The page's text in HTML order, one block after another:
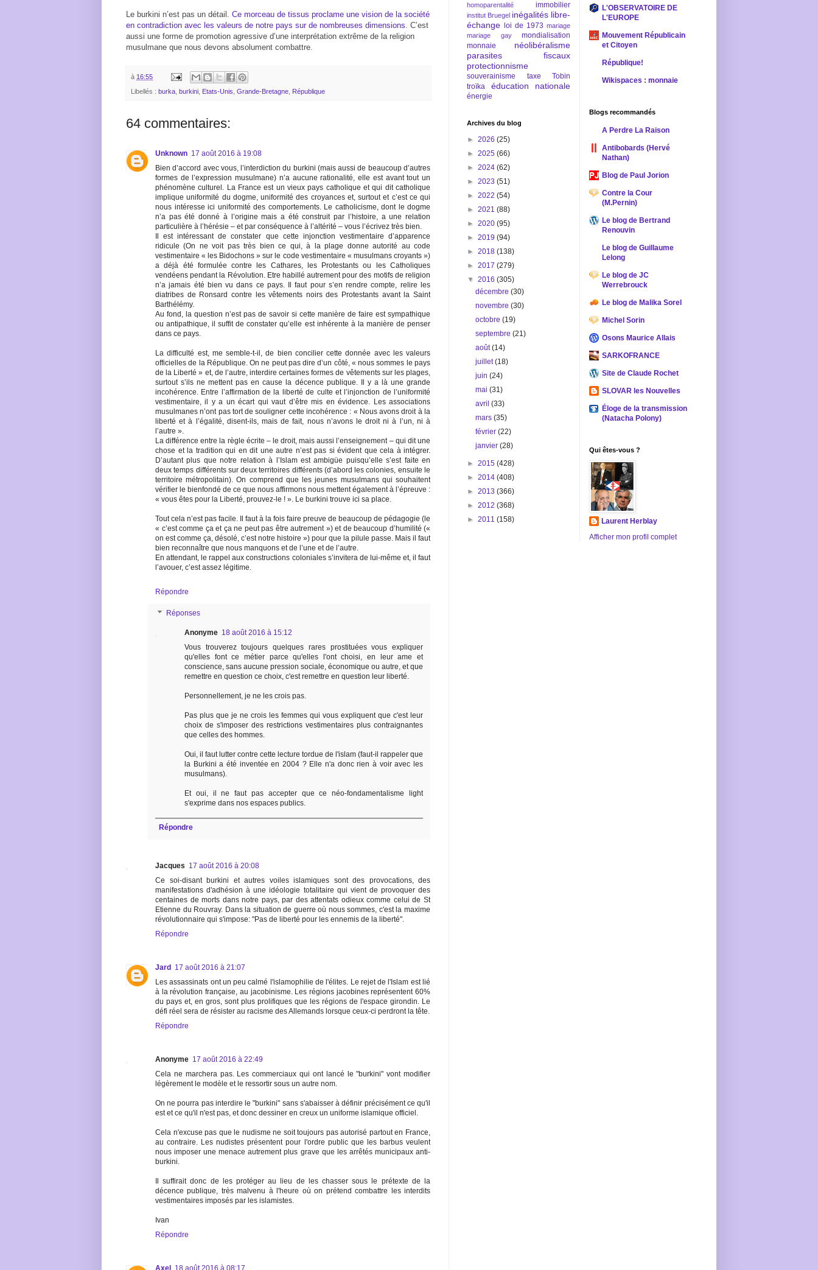
Le burkini n’est pas un détail. Ce morceau de tissus proclame une vision de la société
en contradiction avec les valeurs de notre pays sur de nombreuses dimensions . C’est
aussi une forme de promotion agressive d’une interprétation extrême de la religion
musulmane que nous devons absolument combattre.
à 16:55
Libellés : burka burkini Etats-Unis Grande-Bretagne République
64 commentaires:
Unknown 17 août 2016 à 19:08
Bien d’accord avec vous, l’interdiction du burkini (mais aussi de beaucoup d’autres
formes de l’expression musulmane) n’a aucune rationalité, elle est avant tout un
phénomène culturel. La France est un vieux pays catholique et qui dit catholique
implique uniformité du dogme, uniformité des croyances et, surtout et c’est ce qui
nous intéresse ici uniformité des comportements. Le catholicisme, dont le dogme
n’a pas été donné à l’origine mais a été construit par l’histoire, a une relation
particulière à l’hérésie – et par conséquence à l’altérité – vous l’écrivez très bien.
Il est intéressant de constater que cette injonction vestimentaire d’apparence
ridicule (On ne voit pas très bien ce qui, à la plage donne autorité au code
vestimentaire « les Bidochons » sur le code vestimentaire « musulmans croyants »)
a déjà été formulée contre les Cathares, les Protestants ou les Catholiques
vendéens pendant la Révolution. Etre habillé autrement pour des motifs de religion
n’a jamais été bien vu dans ce pays. Il faut pour s’en rendre compte, relire les
diatribes de Ronsard contre les vêtements noirs des Protestants avant la Saint
Barthélémy.
Au fond, la question n’est pas de savoir si cette manière de faire est sympathique
ou antipathique, il suffit de constater qu’elle est inhérente à la manière de penser
dans ce pays.
La difficulté est, me semble-t-il, de bien concilier cette donnée avec les valeurs
officielles de la République. On ne peut pas dire d’un côté, « nous sommes le pays
de la Liberté » et, de l’autre, interdire certaines formes de vêtements sur les plages,
surtout s’ils ne mettent pas en cause la décence publique. Il y a là une grande
incohérence. Entre l’affirmation de la liberté de culte et l’injonction de l’uniformité
vestimentaire, il y a un écart qui vaut d’être mis en évidence. Les associations
musulmanes n’ont pas tort de souligner cette incohérence : « Nous avons droit à la
liberté et à l’égalité, disent-ils, mais de fait, nous n’avons le droit ni à l’un, ni à
l’autre ».
La différence entre la règle écrite – le droit, mais aussi l’enseignement – qui dit une
chose et la tradition qui en dit une autre n’est pas si évident que cela à intégrer.
D’autant plus que notre relation à l’Islam est ambigüe puisqu’elle s’est faite en
deux temps différents sur deux territoires différents (d’abord les colonies, ensuite le
territoire métropolitain). On comprend que les jeunes musulmans qui souhaitent
vérifier le bienfondé de ce que nous affirmons nous mettent également à l’épreuve :
« vous êtes pour la Liberté, prouvez-le ! ». Le burkini trouve ici sa place.
Tout cela n’est pas facile. Il faut à la fois faire preuve de beaucoup de pédagogie (le
« c’est comme ça et ça ne peut pas être autrement ») et de beaucoup d’humilité («
on est comme ça, désolé, c’est notre histoire ») pour que la pilule passe. Mais il faut
bien reconnaître que nous manquons et de l’une et de l’autre.
En attendant, le rappel aux constructions coloniales s’invitera de lui-même et, il faut
l’avouer, c’est assez légitime.
Répondre
Réponses
Anonyme 18 août 2016 à 15:12
Vous trouverez toujours quelques rares prostituées vous expliquer
qu'elles font ce métier parce qu'elles l'ont choisi, en leur ame et
conscience, sans aucune pression sociale, économique ou autre, et que
remettre en question ce choix, c'est remettre en question leur liberté.
Personnellement, je ne les crois pas.
Pas plus que je ne crois les femmes qui vous expliquent que c'est leur
choix de s'imposer des restrictions vestimentaires plus contraignantes
que celles des hommes.
Oui, il faut lutter contre cette lecture tordue de l'islam (faut-il rappeler que
la Burkini a été inventée en 2004 ? Elle n'a donc rien à voir avec les
musulmans).
Et oui, il ne faut pas accepter que ce néo-fondamentalisme light
s'exprime dans nos espaces publics.
Répondre
Jacques 17 août 2016 à 20:08
Ce soi-disant burkini et autres voiles islamiques sont des provocations, des
manifestations d'adhésion à une idéologie totalitaire qui vient de provoquer des
centaines de morts dans notre pays, par des attentats odieux comme celui de St
Etienne du Rouvray. Dans la situation de guerre où nous sommes, c'est la maxime
révolutionnaire qui s'impose: "Pas de liberté pour les ennemis de la liberté".
Répondre
Jard
17 août 2016 à 21:07
Les assassinats ont un peu calmé l'islamophilie de l'élites. Le rejet de l'Islam est lié
à la révolution française, au jacobinisme. Les régions jacobines représentent 60%
du pays et, en gros, sont plus prolifiques que les régions de l'espace girondin. Le
défi réel sera de résister au racisme des Allemands lorsque ceux-ci perdront la tête.
Répondre
Anonyme 17 août 2016 à 22:49
Cela ne marchera pas. Les commerciaux qui ont lancé le "burkini" vont modifier
légèrement le modèle et le ressortir sous un autre nom.
On ne pourra pas interdire le "burkini" sans s'abaisser à définir précisément ce qu'il
est et ce qu'il n'est pas, et donc dessiner en creux un uniforme islamique officiel.
Cela n'excuse pas que le nudisme ne soit toujours pas autorisé partout en France,
au contraire. Les nudistes présentent pour l'ordre public que les barbus veulent
nous imposer une menace autrement plus grave que les arrêtés municipaux anti-
burkini.
Il suffirait donc de les protéger au lieu de les chasser sous le prétexte de la
décence publique, très malvenu à l'heure où on prétend combattre les interdits
vestimentaires imposés par les islamistes.
Ivan
Répondre
homoparentalité immobilier
institut Bruegel inégalités libre-
échange
loi de 1973 mariage
mariage gay
mondialisation
monnaie
néolibéralisme
parasites fiscaux
protectionnisme
souverainisme
taxe Tobin
troïka
éducation nationale
énergie
Archives du blog
► 2026 (25)
► 2025 (66)
► 2024 (62)
► 2023 (51)
► 2022 (54)
► 2021 (88)
► 2020 (95)
► 2019 (94)
► 2018 (138)
► 2017 (279)
▼ 2016 (305)
décembre(30)
novembre(30)
octobre(19)
septembre(21)
août(14)
juillet(18)
juin(24)
mai(31)
avril(33)
mars(35)
février(22)
janvier(28)
► 2015 (428)
► 2014 (408)
► 2013 (366)
► 2012 (368)
► 2011 (158)
L'OBSERVATOIRE DE
L'EUROPE
Mouvement Républicain
et Citoyen
République!
Wikispaces : monnaie
Blogs recommandés
A Perdre La Raison
Antibobards (Hervé
Nathan)
Blog de Paul Jorion
Contre la Cour
(M.Pernin)
Le blog de Bertrand
Renouvin
Le blog de Guillaume
Lelong
Le blog de JC
Werrebrouck
Le blog de Malika Sorel
Michel Sorin
Osons Maurice Allais
SARKOFRANCE
Site de Claude Rochet
SLOVAR les Nouvelles
Éloge de la transmission
(Natacha Polony)
Qui êtes-vous ?
Laurent Herblay
Afficher mon profil complet